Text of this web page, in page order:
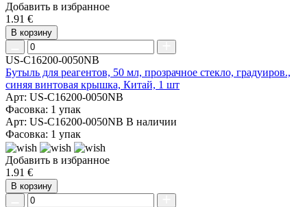
Добавить в избранное
1.91 €
В корзину
US-C16200-0050NB
Бутыль для реагентов, 50 мл, прозрачное стекло, градуиров.,
синяя винтовая крышка, Китай, 1 шт
Арт: US-C16200-0050NB
Фасовка: 1 упак
Арт: US-C16200-0050NB В наличии
Фасовка: 1 упак
Добавить в избранное
1.91 €
В корзину